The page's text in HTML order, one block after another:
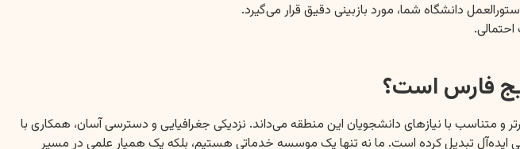
فارس است؟
متناسب با نیازهای دانشجویان این منطقه می‌داند. نزدیکی جغرافیایی و دسترسی آسان، همکاری با
ایده‌آل تبدیل کرده است. ما نه تنها یک موسسه خدماتی هستیم، بلکه یک همیار علمی در مسیر